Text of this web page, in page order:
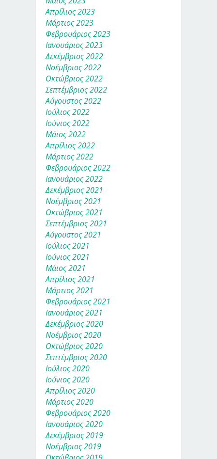
Απρίλιος 2023
Μάρτιος 2023
Φεβρουάριος 2023
Ιανουάριος 2023
Δεκέμβριος 2022
Νοέμβριος 2022
Οκτώβριος 2022
Σεπτέμβριος 2022
Αύγουστος 2022
Ιούλιος 2022
Ιούνιος 2022
Μάιος 2022
Απρίλιος 2022
Μάρτιος 2022
Φεβρουάριος 2022
Ιανουάριος 2022
Δεκέμβριος 2021
Νοέμβριος 2021
Οκτώβριος 2021
Σεπτέμβριος 2021
Αύγουστος 2021
Ιούλιος 2021
Ιούνιος 2021
Μάιος 2021
Απρίλιος 2021
Μάρτιος 2021
Φεβρουάριος 2021
Ιανουάριος 2021
Δεκέμβριος 2020
Νοέμβριος 2020
Οκτώβριος 2020
Σεπτέμβριος 2020
Ιούλιος 2020
Ιούνιος 2020
Απρίλιος 2020
Μάρτιος 2020
Φεβρουάριος 2020
Ιανουάριος 2020
Δεκέμβριος 2019
Νοέμβριος 2019